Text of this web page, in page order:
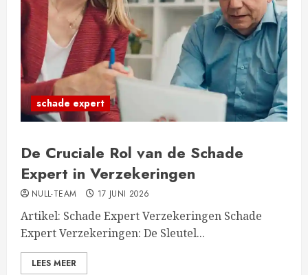
schade expert
De Cruciale Rol van de Schade
Expert in Verzekeringen
NULL-TEAM 17 JUNI 2026
Artikel: Schade Expert Verzekeringen Schade
Expert Verzekeringen: De Sleutel...
LEES MEER